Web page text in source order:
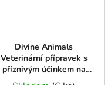
Divine Animals
Veterinární přípravek s
příznivým účinkem na
kožní problémy koní